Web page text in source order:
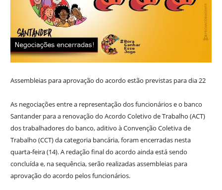
Assembleias para aprovação do acordo estão previstas para dia 22
As negociações entre a representação dos funcionários e o banco
Santander para a renovação do Acordo Coletivo de Trabalho (ACT)
dos trabalhadores do banco, aditivo à Convenção Coletiva de
Trabalho (CCT) da categoria bancária, foram encerradas nesta
quarta-feira (14). A redação final do acordo ainda está sendo
concluída e, na sequência, serão realizadas assembleias para
aprovação do acordo pelos funcionários.